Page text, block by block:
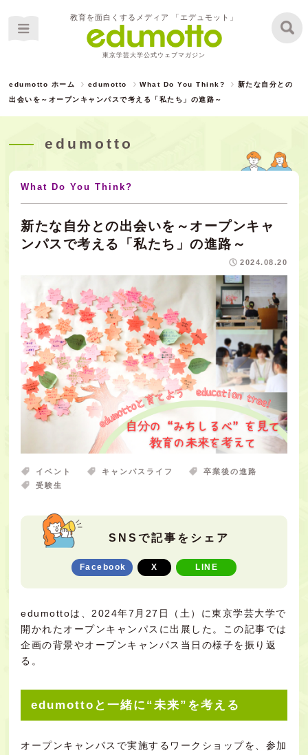
教育を面白くするメディア 「エデュモット」
東京学芸大学公式ウェブマガジン
edumotto ホーム edumotto What Do You Think?
新たな自分との
出会いを～オープンキャンパスで考える「私たち」の進路～
edumotto
What Do You Think?
新たな自分との出会いを～オープンキャ
ンパスで考える「私たち」の進路～
2024.08.20
イベント キャンパスライフ
卒業後の進路
受験生
SNSで記事をシェア
Facebook X LINE
edumottoは、2024年7月27日（土）に東京学芸大学で
開かれたオープンキャンパスに出展した。この記事では
企画の背景やオープンキャンパス当日の様子を振り返
る。
edumottoと一緒に“未来”を考える
オープンキャンパスで実施するワークショップを、参加